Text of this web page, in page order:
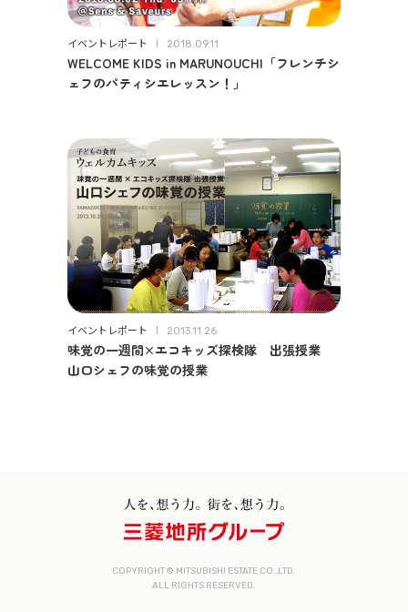
イベントレポート 2018.09.11
WELCOME KIDS in MARUNOUCHI「フレンチシ
ェフのパティシエレッスン！」
イベントレポート 2013.11.26
味覚の一週間×エコキッズ探検隊 出張授業
山口シェフの味覚の授業
COPYRIGHT © MITSUBISHI ESTATE CO.,LTD.
ALL RIGHTS RESERVED.